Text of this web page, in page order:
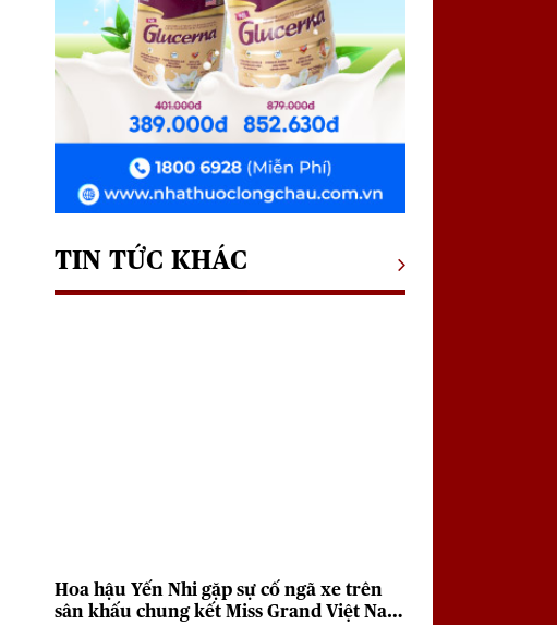
TIN TỨC KHÁC
Hoa hậu Yến Nhi gặp sự cố ngã xe trên
sân khấu chung kết Miss Grand Việt Nam